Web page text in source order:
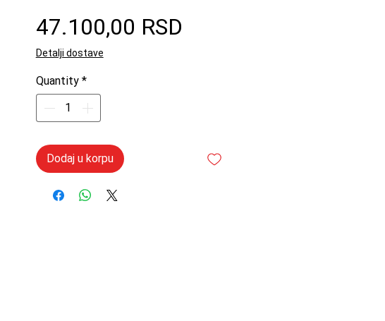
47.100,00 RSD
Detalji dostave
Quantity *
Dodaj u korpu